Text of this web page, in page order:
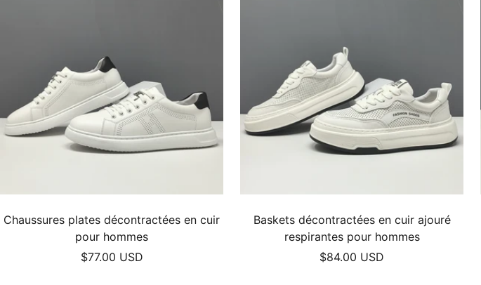
Chaussures plates décontractées en cuir
pour hommes
Prix
$77.00 USD
Baskets décontractées en cuir ajouré
respirantes pour hommes
Prix
$84.00 USD